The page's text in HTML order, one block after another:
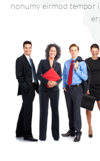
nonumy eirmod tempor